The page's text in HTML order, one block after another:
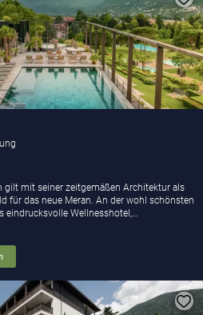
gilt mit seiner zeitgemäßen Architektur als
für das neue Meran. An der wohl schönsten
eindrucksvolle Wellnesshotel,…